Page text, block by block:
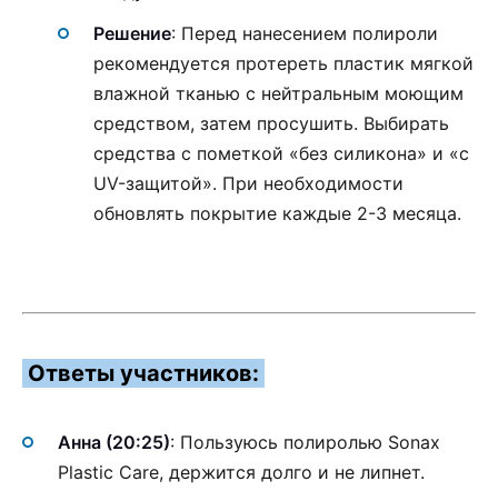
Решение: Перед нанесением полироли
рекомендуется протереть пластик мягкой
влажной тканью с нейтральным моющим
средством, затем просушить. Выбирать
средства с пометкой «без силикона» и «с
UV-защитой». При необходимости
обновлять покрытие каждые 2-3 месяца.
Ответы участников:
Анна (20:25): Пользуюсь полиролью Sonax
Plastic Care, держится долго и не липнет.